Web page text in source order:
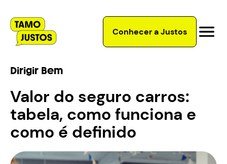
Conhecer a Justos
Dirigir Bem
Valor do seguro carros:
tabela, como funciona e
como é definido